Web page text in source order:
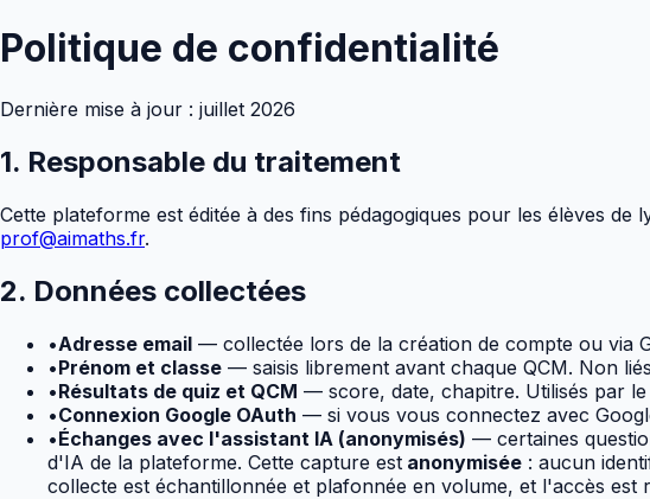
Politique de confidentialité
Dernière mise à jour : juillet 2026
1. Responsable du traitement
Cette plateforme est éditée à des fins pédagogiques pour les élèves
prof@aimaths.fr.
2. Données collectées
•Adresse email — collectée lors de la création de compte ou via
•Prénom et classe — saisis librement avant chaque QCM. Non
•Résultats de quiz et QCM — score, date, chapitre. Utilisés par
•Connexion Google OAuth — si vous vous connectez avec
•Échanges avec l'assistant IA (anonymisés) — certaines
d'IA de la plateforme. Cette capture est anonymisée : aucun
collecte est échantillonnée et plafonnée en volume, et l'accès est